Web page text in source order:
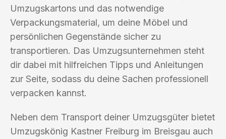
Umzugskartons und das notwendige
Verpackungsmaterial, um deine Möbel und
persönlichen Gegenstände sicher zu
transportieren. Das Umzugsunternehmen steht
dir dabei mit hilfreichen Tipps und Anleitungen
zur Seite, sodass du deine Sachen professionell
verpacken kannst.
Neben dem Transport deiner Umzugsgüter bietet
Umzugskönig Kastner Freiburg im Breisgau auch